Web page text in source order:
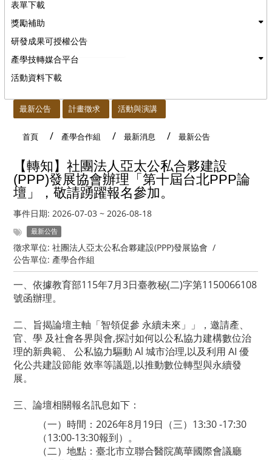
表單下載
獎勵補助
研發成果可授權公告
產學技轉媒合平台
活動資料下載
最新公告 計畫徵求 活動與演講
首頁 產學合作組 最新消息 最新公告
【轉知】社團法人亞太公私合夥建設
(PPP)發展協會辦理「第十屆台北PPP論
壇」，敬請踴躍報名參加。
事件日期: 2026-07-03 ~ 2026-08-18
最新公告
徵求單位: 社團法人亞太公私合夥建設(PPP)發展協會 /
公告單位: 產學合作組
一、依據教育部115年7月3日臺教秘(二)字第1150066108
號函辦理。
二、旨揭論壇主軸「智領促參 永續未來」」，邀請產、
官、學 及社會各界與會,探討如何以公私協力建構數位治
理的新典範、 公私協力驅動 Al 城市治理,以及利用 AI 優
化公共建設節能 效率等議題,以推動數位轉型與永續發
展。
三、論壇相關報名訊息如下：
（一）時間：2026年8月19日（三）13:30 -17:30
（13:00-13:30報到）。
（二）地點：臺北市立聯合醫院萬華國際會議廳